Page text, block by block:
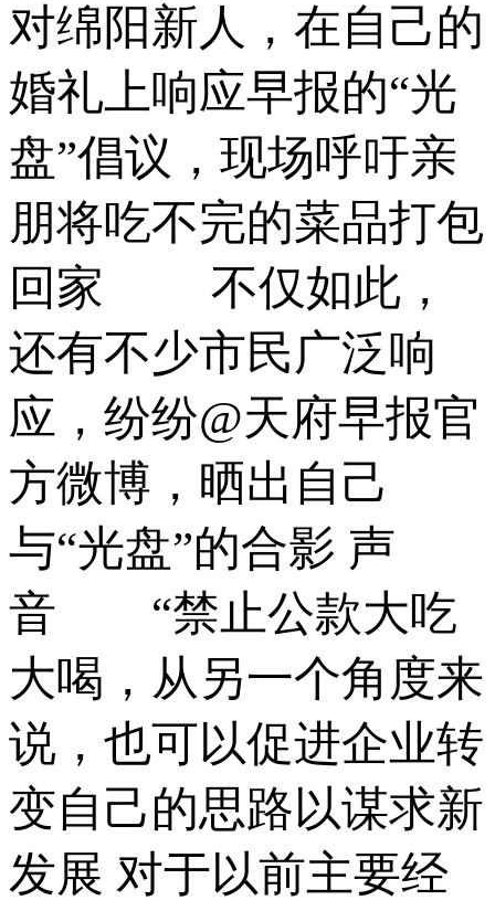
对绵阳新人，在自己的
婚礼上响应早报的“光
盘”倡议，现场呼吁亲
朋将吃不完的菜品打包
回家 不仅如此，
还有不少市民广泛响
应，纷纷@天府早报官
方微博，晒出自己
与“光盘”的合影 声
音 “禁止公款大吃
大喝，从另一个角度来
说，也可以促进企业转
变自己的思路以谋求新
发展 对于以前主要经